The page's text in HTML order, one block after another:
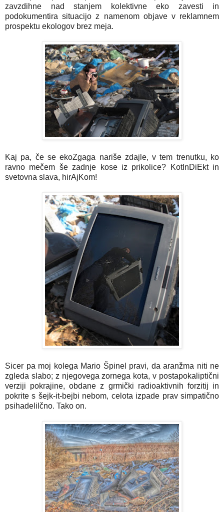
zavzdihne nad stanjem kolektivne eko zavesti in
podokumentira situacijo z namenom objave v reklamnem
prospektu ekologov brez meja.
Kaj pa, če se ekoZgaga nariše zdajle, v tem trenutku, ko
ravno mečem še zadnje kose iz prikolice? KotInDiEkt in
svetovna slava, hirAjKom!
Sicer pa moj kolega Mario Špinel pravi, da aranžma niti ne
zgleda slabo; z njegovega zornega kota, v postapokaliptični
verziji pokrajine, obdane z grmički radioaktivnih forzitij in
pokrite s šejk-it-bejbi nebom, celota izpade prav simpatično
psihadelilčno. Tako on.